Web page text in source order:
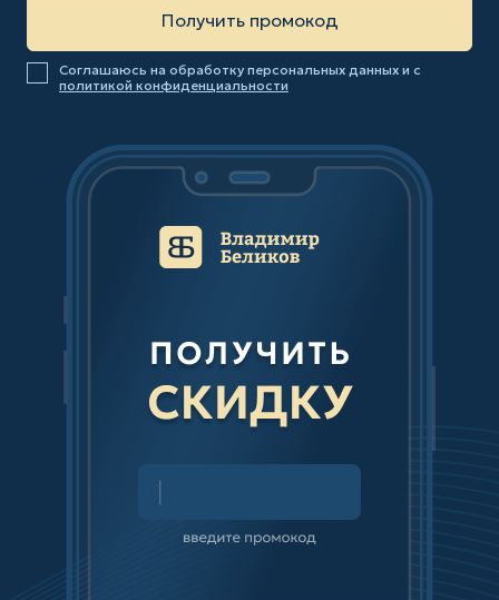
Соглашаюсь на обработку персональных данных и с
политикой конфиденциальности